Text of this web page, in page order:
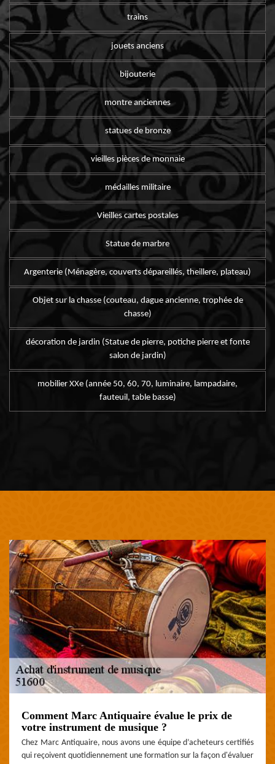
trains
jouets anciens
bijouterie
montre anciennes
statues de bronze
vieilles pièces de monnaie
médailles militaire
Vieilles cartes postales
Statue de marbre
Argenterie (Ménagère, couverts dépareillés, theillere, plateau)
Objet sur la chasse (couteau, dague ancienne, trophée de
chasse)
décoration de jardin (Statue de pierre, potiche pierre et fonte
salon de jardin)
mobilier XXe (année 50, 60, 70, luminaire, lampadaire,
fauteuil, table basse)
Comment Marc Antiquaire évalue le prix de
votre instrument de musique ?
Chez Marc Antiquaire, nous avons une équipe d’acheteurs certifiés
qui reçoivent quotidiennement une formation sur la façon d'évaluer